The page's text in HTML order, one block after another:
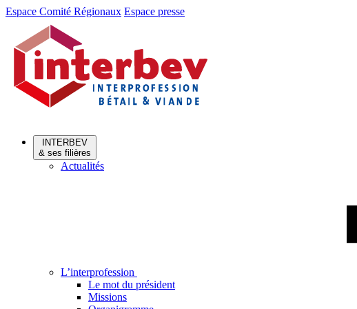
Aller
Aller
contenu
Espace Comité Régionaux Espace presse
INTERBEV
& ses filières
Actualités
L’interprofession
Le mot du président
Missions